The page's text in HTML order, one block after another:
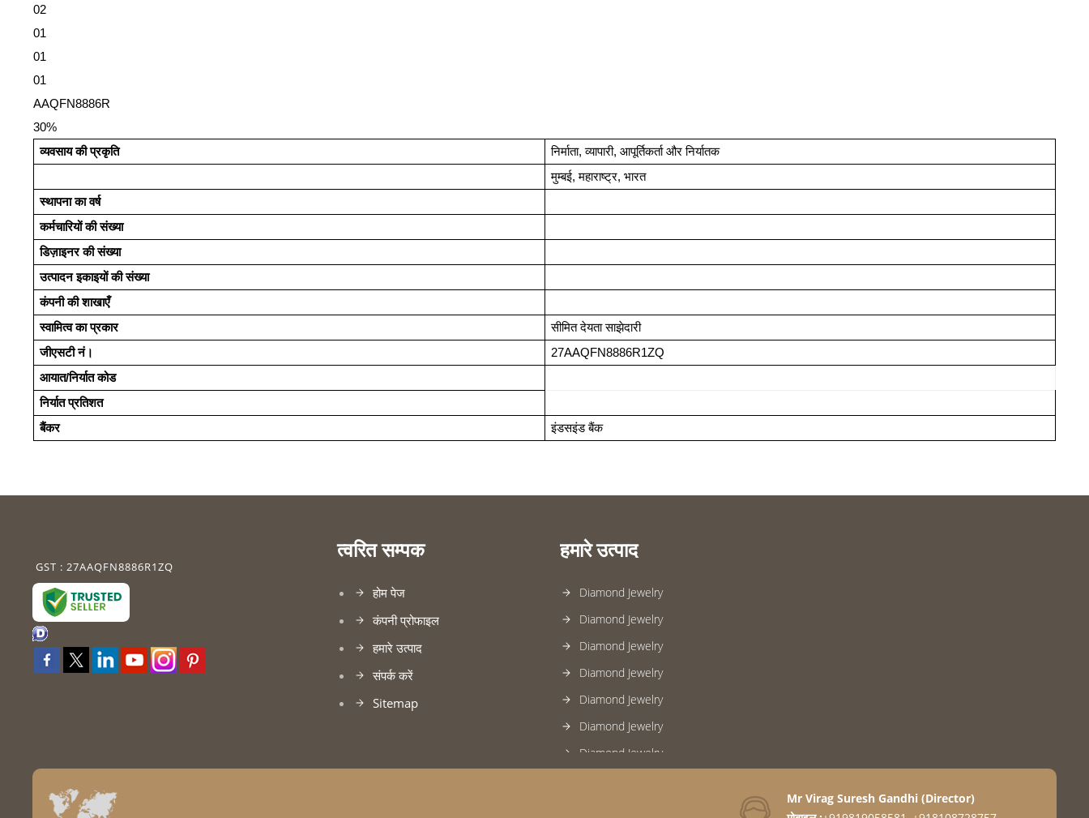
02
01
01
01
AAQFN8886R
30%
व्यवसाय की प्रकृति
निर्माता, व्यापारी, आपूर्तिकर्ता और निर्यातक
मुम्बई, महाराष्ट्र, भारत
स्थापना का वर्ष
कर्मचारियों की संख्या
डिज़ाइनर की संख्या
उत्पादन इकाइयों की संख्या
कंपनी की शाखाएँ
स्वामित्व का प्रकार
सीमित देयता साझेदारी
जीएसटी नं।
27AAQFN8886R1ZQ
आयात/निर्यात कोड
निर्यात प्रतिशत
बैंकर
इंडसइंड बैंक
GST : 27AAQFN8886R1ZQ
त्वरित सम्पक
होम पेज
कंपनी प्रोफाइल
हमारे उत्पाद
संपर्क करें
Sitemap
हमारे उत्पाद
Diamond Jewelry
Diamond Jewelry
Diamond Jewelry
Diamond Jewelry
Diamond Jewelry
Diamond Jewelry
Diamond Jewelry
Mr Virag Suresh Gandhi(Director)